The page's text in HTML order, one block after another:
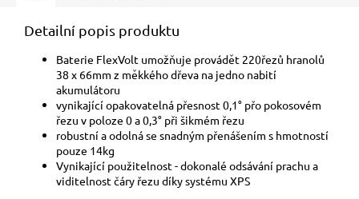
Detailní popis produktu
Baterie FlexVolt umožňuje provádět 220řezů hranolů
38 x 66mm z měkkého dřeva na jedno nabití
akumulátoru
vynikající opakovatelná přesnost 0,1° přo pokosovém
řezu v poloze 0 a 0,3° při šikmém řezu
robustní a odolná se snadným přenášením s hmotností
pouze 14kg
Vynikající použitelnost - dokonalé odsávání prachu a
viditelnost čáry řezu díky systému XPS